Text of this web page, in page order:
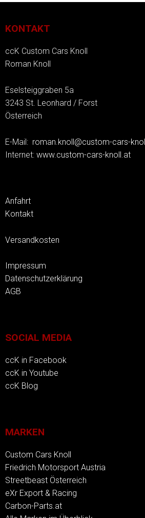
KONTAKT
ccK Custom Cars Knoll
Roman Knoll
Eselsteiggraben 5a
3243 St. Leonhard / Forst
Österreich
E-Mail: roman.knoll@custom-cars-
Internet: www.custom-cars-knoll.at
Anfahrt
Kontakt
Versandkosten
Impressum
Datenschutzerklärung
AGB
SOCIAL MEDIA
ccK in Facebook
ccK in Youtube
ccK Blog
MARKEN
Custom Cars Knoll
Friedrich Motorsport Austria
Streetbeast Österreich
eXr Export & Racing
Carbon-Parts.at